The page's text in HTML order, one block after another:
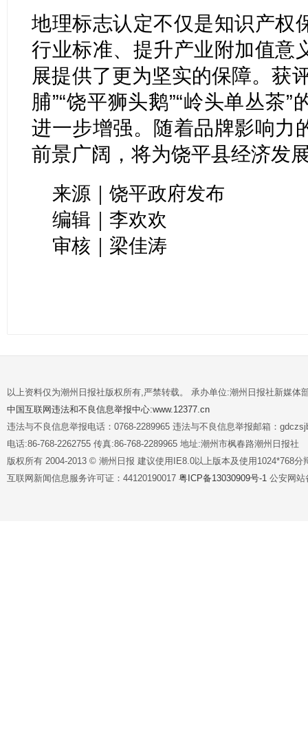
地理标志认定不仅是知识产权
行业标准、提升产业附加值意
展提供了更为坚实的保障。获
脯”“饶平狮头鹅”“岭头单丛茶
进一步增强。随着品牌影响力
前景广阔，将为饶平县经济发
来源｜饶平政府发布
编辑｜李欢欢
审核｜梁佳涛
以上资料仅为潮州日报社版权所有,严禁转载。 承办单位:潮州日报社新媒体
中国互联网违法和不良信息举报中心:www.12377.cn
违法与不良信息举报电话：0768-2289965 违法与不良信息举报邮箱：
电话:86-768-2262755 传真:86-768-2289965 地址:潮州市枫春路潮州日报社
版权所有 2004-2013 © 潮州日报 建议使用IE8.0以上版本及使用1024*768分
互联网新闻信息服务许可证：44120190017 粤ICP备13030909号-1 公安网站